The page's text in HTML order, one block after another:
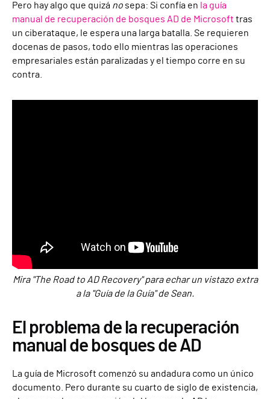
Pero hay algo que quizá no sepa: Si confía en la guía
manual de recuperación de bosques AD de Microsoft tras
un ciberataque, le espera una larga batalla. Se requieren
docenas de pasos, todo ello mientras las operaciones
empresariales están paralizadas y el tiempo corre en su
contra.
Mira "The Road to AD Recovery" para echar un vistazo extra
a la "Guía de la Guía" de Sean.
El problema de la recuperación
manual de bosques de AD
La guía de Microsoft comenzó su andadura como un único
documento. Pero durante su cuarto de siglo de existencia,